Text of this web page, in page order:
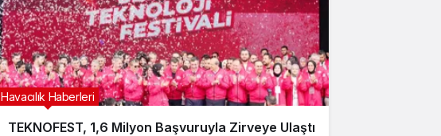
TEKNOFEST, 1,6 Milyon Başvuruyla Zirveye Ulaştı
Havacılık Haberleri